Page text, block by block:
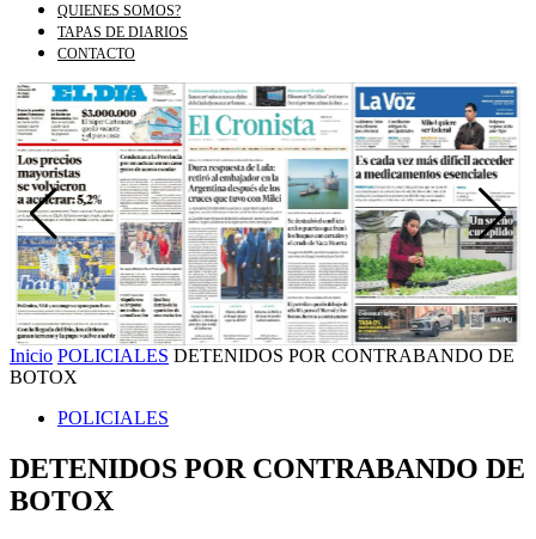
QUIENES SOMOS?
TAPAS DE DIARIOS
CONTACTO
Inicio POLICIALES DETENIDOS POR CONTRABANDO DE
BOTOX
POLICIALES
DETENIDOS POR CONTRABANDO DE
BOTOX